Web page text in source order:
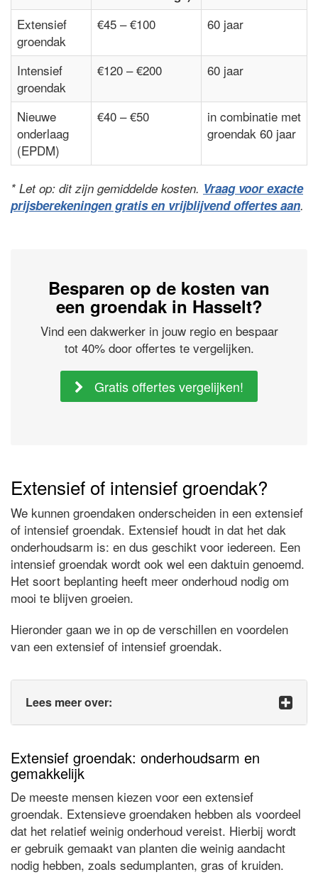
Extensief
groendak
€45 – €100 60 jaar
Intensief
groendak
€120 – €200 60 jaar
Nieuwe
onderlaag
(EPDM)
€40 – €50
in combinatie met
groendak 60 jaar
* Let op: dit zijn gemiddelde kosten. Vraag voor exacte
prijsberekeningen gratis en vrijblijvend offertes aan.
Besparen op de kosten van
een groendak in Hasselt?
Vind een dakwerker in jouw regio en bespaar
tot 40% door offertes te vergelijken.
Gratis offertes vergelijken!
Extensief of intensief groendak?
We kunnen groendaken onderscheiden in een extensief
of intensief groendak. Extensief houdt in dat het dak
onderhoudsarm is: en dus geschikt voor iedereen. Een
intensief groendak wordt ook wel een daktuin genoemd.
Het soort beplanting heeft meer onderhoud nodig om
mooi te blijven groeien.
Hieronder gaan we in op de verschillen en voordelen
van een extensief of intensief groendak.
Lees meer over:
Extensief groendak: onderhoudsarm en
gemakkelijk
De meeste mensen kiezen voor een extensief
groendak. Extensieve groendaken hebben als voordeel
dat het relatief weinig onderhoud vereist. Hierbij wordt
er gebruik gemaakt van planten die weinig aandacht
nodig hebben, zoals sedumplanten, gras of kruiden.